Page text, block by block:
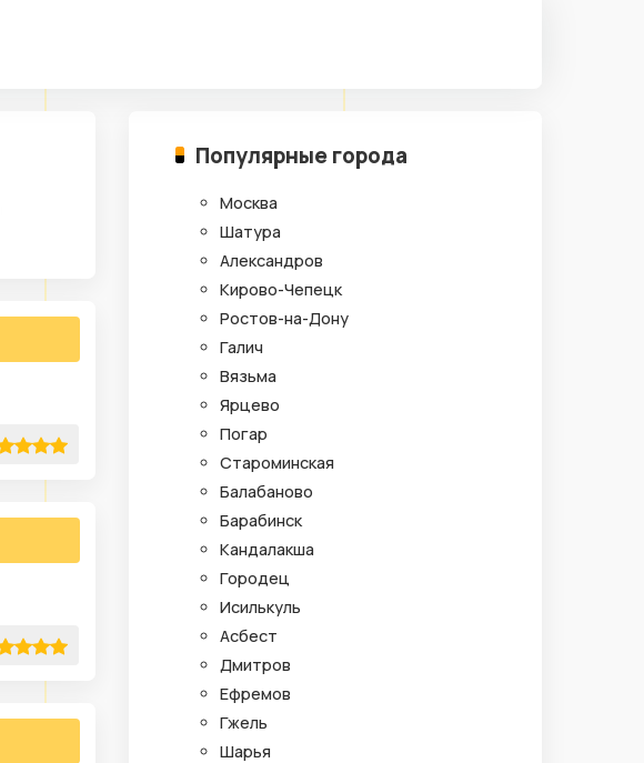
Популярные города
Москва
Шатура
Александров
Кирово-Чепецк
Ростов-на-Дону
Галич
Вязьма
Ярцево
Погар
Староминская
Балабаново
Барабинск
Кандалакша
Городец
Исилькуль
Асбест
Дмитров
Ефремов
Гжель
Шарья